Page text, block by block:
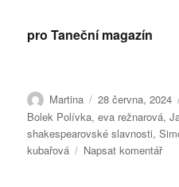
pro Taneční magazín
Autor:
Martina Publikováno:
28 června, 2024
Bolek Polívka,eva režnarová,
shakespearovské slavnosti,
kubařová
Napsat komentářpro